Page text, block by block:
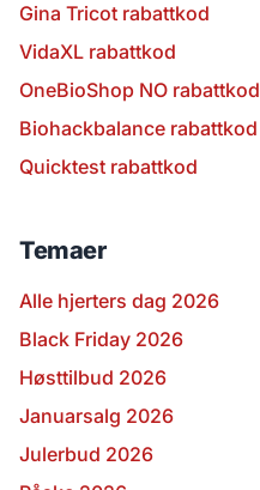
Gina Tricot rabattkod
VidaXL rabattkod
OneBioShop NO rabattkod
Biohackbalance rabattkod
Quicktest rabattkod
Temaer
Alle hjerters dag 2026
Black Friday 2026
Høsttilbud 2026
Januarsalg 2026
Julerbud 2026